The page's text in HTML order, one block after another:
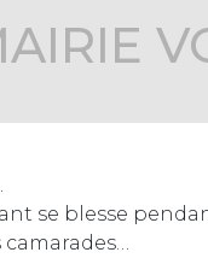
se blesse
camarades…